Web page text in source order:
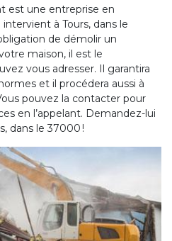
est une entreprise en
à Tours, dans le
de démolir un
maison, il est le
vous adresser. Il garantira
et il procédera aussi à
pouvez la contacter pour
en l’appelant. Demandez-lui
dans le 37000 !